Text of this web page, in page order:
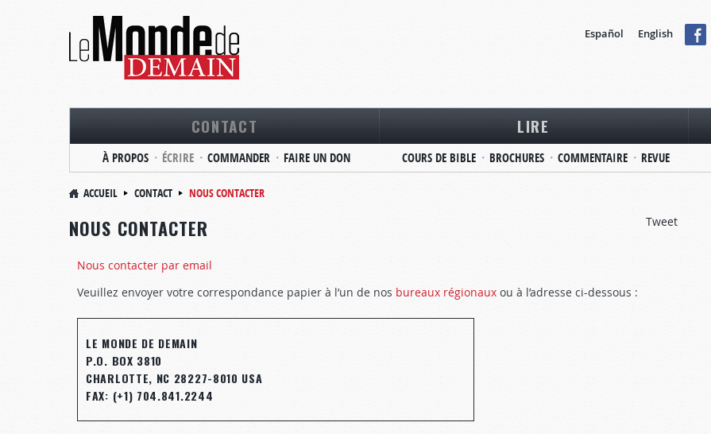
Español English
CONTACT
À PROPOS ÉCRIRE COMMANDER FAIRE UN DON
LIRE
COURS DE BIBLE BROCHURES COMMENTAIRE REVUE
ACCUEIL CONTACT NOUS CONTACTER
NOUS CONTACTER Tweet
Nous contacter par email
Veuillez envoyer votre correspondance papier à l’un de nos bureaux régionaux ou à l’adresse ci-dessous :
LE MONDE DE DEMAIN
P.O. BOX 3810
CHARLOTTE, NC 28227-8010 USA
FAX: (+1) 704.841.2244